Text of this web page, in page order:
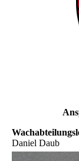
Daniel Daub